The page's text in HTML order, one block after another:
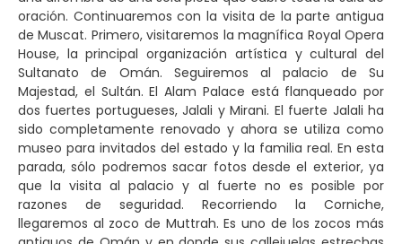
oración. Continuaremos con la visita de la parte antigua
de Muscat. Primero, visitaremos la magnífica Royal Opera
House, la principal organización artística y cultural del
Sultanato de Omán. Seguiremos al palacio de Su
Majestad, el Sultán. El Alam Palace está flanqueado por
dos fuertes portugueses, Jalali y Mirani. El fuerte Jalali ha
sido completamente renovado y ahora se utiliza como
museo para invitados del estado y la familia real. En esta
parada, sólo podremos sacar fotos desde el exterior, ya
que la visita al palacio y al fuerte no es posible por
razones de seguridad. Recorriendo la Corniche,
llegaremos al zoco de Muttrah. Es uno de los zocos más